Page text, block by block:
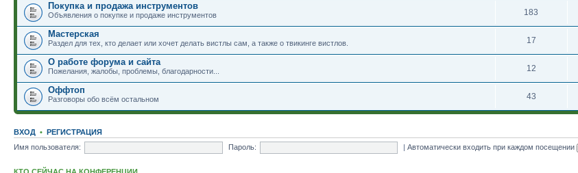
Покупка и продажа инструментов
Объявления о покупке и продаже инструментов 183
Мастерская
Раздел для тех, кто делает или хочет делать вистлы сам, а также о твикинге вистлов. 17
О работе форума и сайта
Пожелания, жалобы, проблемы, благодарности... 12
Оффтоп
Разговоры обо всём остальном 43
ВХОД • РЕГИСТРАЦИЯ
Имя пользователя:
Пароль: |Автоматически входить при каждом посещении